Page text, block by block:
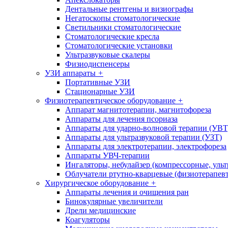
Дентальные рентгены и визиографы
Негатоскопы стоматологические
Светильники стоматологические
Стоматологические кресла
Стоматологические установки
Ультразвуковые скалеры
Физиодиспенсеры
УЗИ аппараты +
Портативные УЗИ
Стационарные УЗИ
Физиотерапевтическое оборудование +
Аппарат магнитотерапии, магнитофореза
Аппараты для лечения псориаза
Аппараты для ударно-волновой терапии
Аппараты для ультразвуковой терапии (УЗТ)
Аппараты для электротерапии, электрофореза
Аппараты УВЧ-терапии
Ингаляторы, небулайзер (компрессорные,
Облучатели ртутно-кварцевые
Хирургическое оборудование +
Аппараты лечения и очищения ран
Бинокулярные увеличители
Дрели медицинские
Коагуляторы